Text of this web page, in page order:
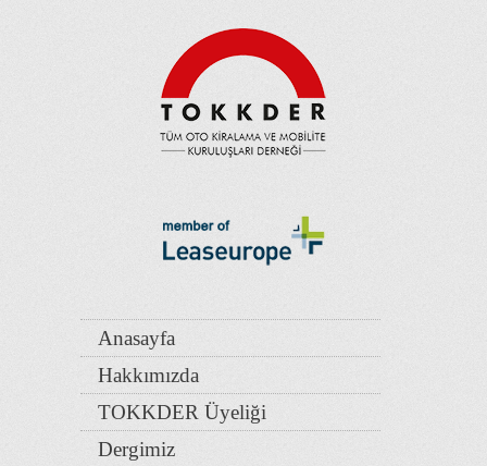
Anasayfa
Hakkımızda
TOKKDER Üyeliği
Dergimiz